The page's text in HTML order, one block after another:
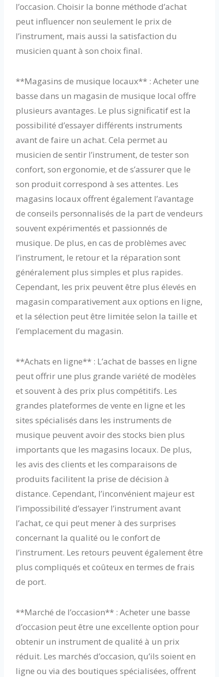
l’occasion. Choisir la bonne méthode d’achat
peut influencer non seulement le prix de
l’instrument, mais aussi la satisfaction du
musicien quant à son choix final.
**Magasins de musique locaux** : Acheter une
basse dans un magasin de musique local offre
plusieurs avantages. Le plus significatif est la
possibilité d’essayer différents instruments
avant de faire un achat. Cela permet au
musicien de sentir l’instrument, de tester son
confort, son ergonomie, et de s’assurer que le
son produit correspond à ses attentes. Les
magasins locaux offrent également l’avantage
de conseils personnalisés de la part de vendeurs
souvent expérimentés et passionnés de
musique. De plus, en cas de problèmes avec
l’instrument, le retour et la réparation sont
généralement plus simples et plus rapides.
Cependant, les prix peuvent être plus élevés en
magasin comparativement aux options en ligne,
et la sélection peut être limitée selon la taille et
l’emplacement du magasin.
**Achats en ligne** : L’achat de basses en ligne
peut offrir une plus grande variété de modèles
et souvent à des prix plus compétitifs. Les
grandes plateformes de vente en ligne et les
sites spécialisés dans les instruments de
musique peuvent avoir des stocks bien plus
importants que les magasins locaux. De plus,
les avis des clients et les comparaisons de
produits facilitent la prise de décision à
distance. Cependant, l’inconvénient majeur est
l’impossibilité d’essayer l’instrument avant
l’achat, ce qui peut mener à des surprises
concernant la qualité ou le confort de
l’instrument. Les retours peuvent également être
plus compliqués et coûteux en termes de frais
de port.
**Marché de l’occasion** : Acheter une basse
d’occasion peut être une excellente option pour
obtenir un instrument de qualité à un prix
réduit. Les marchés d’occasion, qu’ils soient en
ligne ou via des boutiques spécialisées, offrent